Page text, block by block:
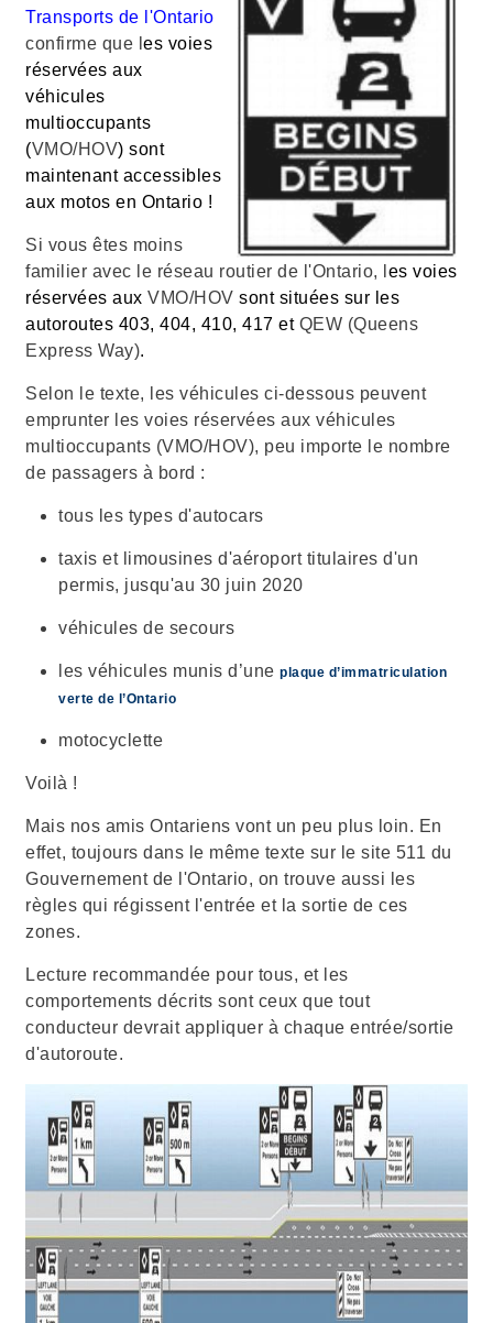
Transports de l'Ontario
confirme que les voies
réservées aux
véhicules
multioccupants
(VMO/HOV) sont
maintenant accessibles
aux motos en Ontario !
Si vous êtes moins
familier avec le réseau routier de l'Ontario, l es voies
réservées auxVMO/HOV sont situées sur les
autoroutes 403, 404, 410, 417 et QEW (Queens
Express Way).
Selon le texte, les véhicules ci-dessous peuvent
emprunter les voies réservées aux véhicules
multioccupants (VMO/HOV), peu importe le nombre
de passagers à bord :
tous les types d'autocars
taxis et limousines d'aéroport titulaires d'un
permis, jusqu'au 30 juin 2020
véhicules de secours
les véhicules munis d’uneplaque d’immatriculation
verte de l’Ontario
motocyclette
Voilà !
Mais nos amis Ontariens vont un peu plus loin. En
effet, toujours dans le même texte sur le site 511 du
Gouvernement de l'Ontario, on trouve aussi les
règles qui régissent l'entrée et la sortie de ces
zones.
Lecture recommandée pour tous, et les
comportements décrits sont ceux que tout
conducteur devrait appliquer à chaque entrée/sortie
d'autoroute.